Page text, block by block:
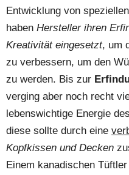
Entwicklung von
haben Hersteller ihren
Kreativität eingesetzt, um
zu verbessern, um den
zu werden. Bis zur
verging aber noch recht
lebenswichtige Energie
diese sollte durch eine
Kopfkissen und Decken
Einem kanadischen